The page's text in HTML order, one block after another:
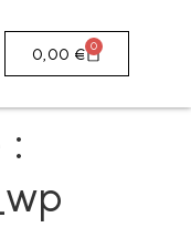
0,00 € 0